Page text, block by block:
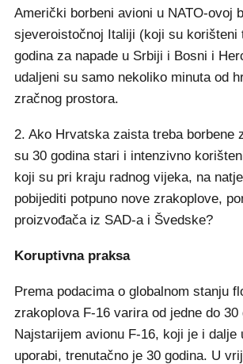
Američki borbeni avioni u NATO-ovoj
sjeveroistočnoj Italiji (koji su korišteni
godina za napade u Srbiji i Bosni i
udaljeni su samo nekoliko minuta od
zračnog prostora.
2. Ako Hrvatska zaista treba borbene
su 30 godina stari i intenzivno
koji su pri kraju radnog vijeka, na
pobijediti potpuno nove zrakoplove,
proizvođača iz SAD-a i Švedske?
Koruptivna praksa
Prema podacima o globalnom stanju
zrakoplova F-16 varira od jedne do 30
Najstarijem avionu F-16, koji je i dalje
uporabi, trenutačno je 30 godina. U